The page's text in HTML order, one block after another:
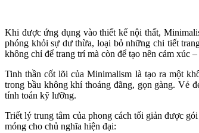
Khi được ứng dụng vào thiết kế nội thất,
phóng khỏi sự dư thừa, loại bỏ những chi tiết
không chỉ để trang trí mà còn để tạo nên cảm xúc
Tinh thần cốt lõi của Minimalism là tạo ra một
trong bầu không khí thoáng đãng, gọn gàng. Vẻ
tính toán kỹ lưỡng.
Triết lý trung tâm của phong cách tối giản được
móng cho chủ nghĩa hiện đại: